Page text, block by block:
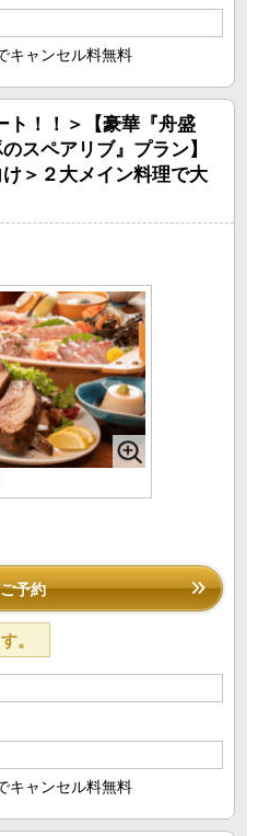
キャンセル料無料
ト！！＞【豪華『舟盛
スペアリブ』プラン】
＞２大メイン料理で大
予約
。
キャンセル料無料